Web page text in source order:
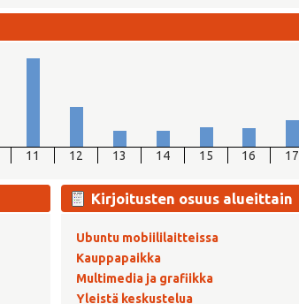
11 12 13 14 15 16 17
Kirjoitusten osuus alueittain
Ubuntu mobiililaitteissa
Kauppapaikka
Multimedia ja grafiikka
Yleistä keskustelua